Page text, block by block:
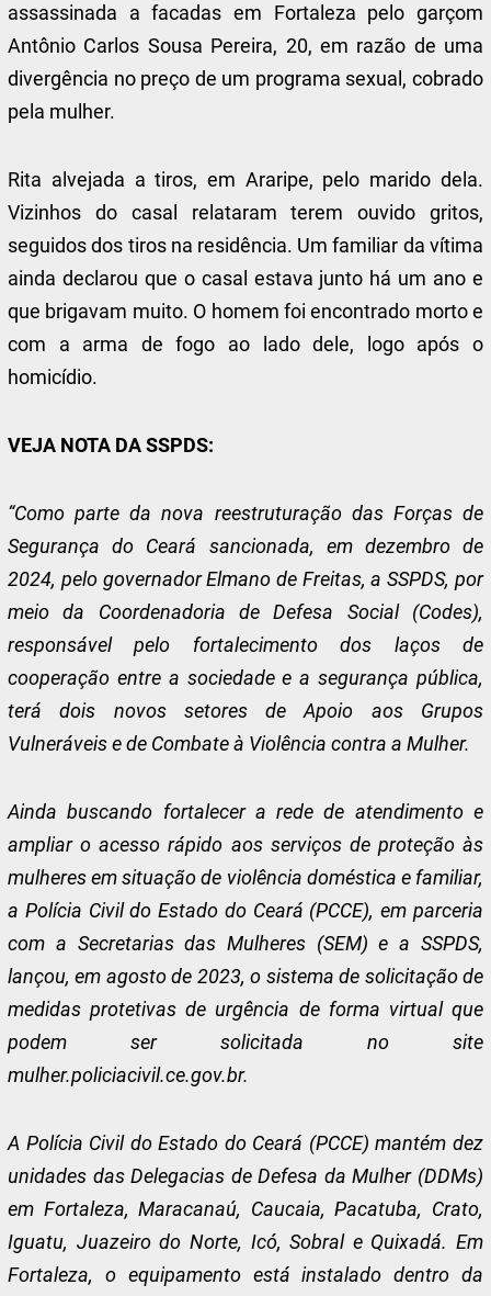
assassinada a facadas em Fortaleza pelo garçom
Antônio Carlos Sousa Pereira, 20, em razão de uma
divergência no preço de um programa sexual, cobrado
pela mulher.
Rita alvejada a tiros, em Araripe, pelo marido dela.
Vizinhos do casal relataram terem ouvido gritos,
seguidos dos tiros na residência. Um familiar da vítima
ainda declarou que o casal estava junto há um ano e
que brigavam muito. O homem foi encontrado morto e
com a arma de fogo ao lado dele, logo após o
homicídio.
VEJA NOTA DA SSPDS:
“Como parte da nova reestruturação das Forças de
Segurança do Ceará sancionada, em dezembro de
2024, pelo governador Elmano de Freitas, a SSPDS, por
meio da Coordenadoria de Defesa Social (Codes),
responsável pelo fortalecimento dos laços de
cooperação entre a sociedade e a segurança pública,
terá dois novos setores de Apoio aos Grupos
Vulneráveis e de Combate à Violência contra a Mulher.
Ainda buscando fortalecer a rede de atendimento e
ampliar o acesso rápido aos serviços de proteção às
mulheres em situação de violência doméstica e familiar,
a Polícia Civil do Estado do Ceará (PCCE), em parceria
com a Secretarias das Mulheres (SEM) e a SSPDS,
lançou, em agosto de 2023, o sistema de solicitação de
medidas protetivas de urgência de forma virtual que
podem ser solicitada no site
mulher.policiacivil.ce.gov.br.
A Polícia Civil do Estado do Ceará (PCCE) mantém dez
unidades das Delegacias de Defesa da Mulher (DDMs)
em Fortaleza, Maracanaú, Caucaia, Pacatuba, Crato,
Iguatu, Juazeiro do Norte, Icó, Sobral e Quixadá. Em
Fortaleza, o equipamento está instalado dentro da